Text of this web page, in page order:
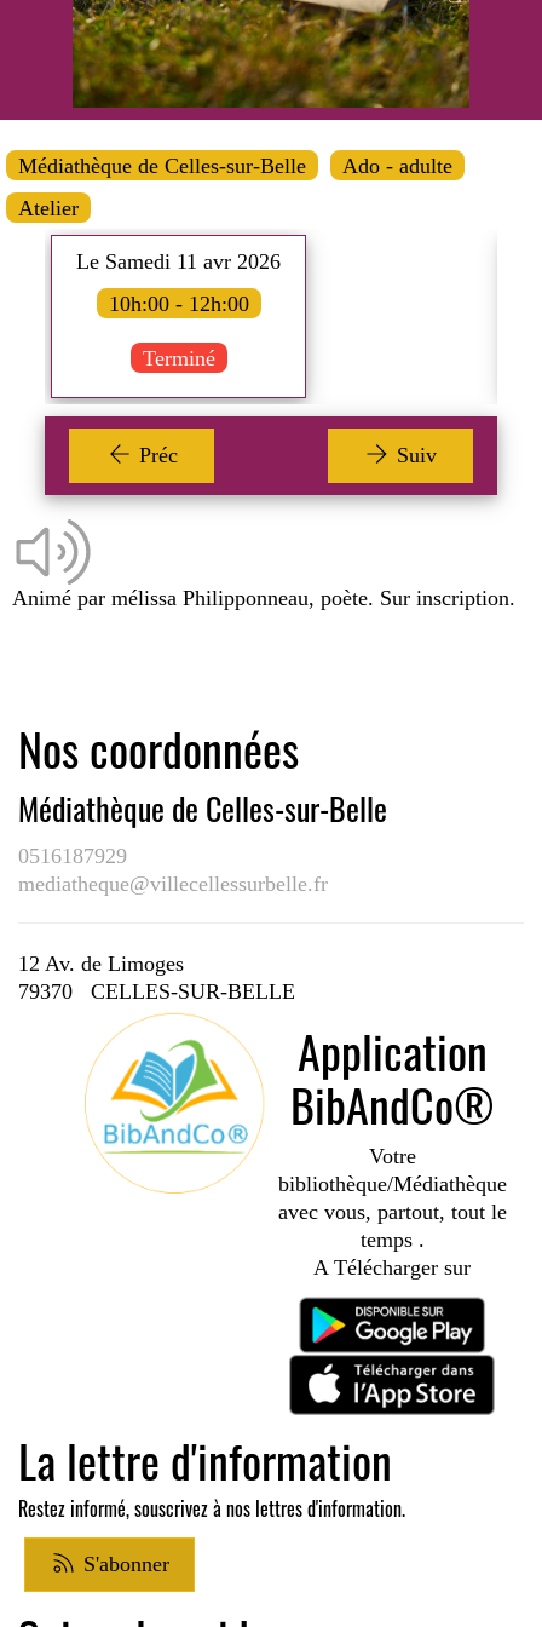
Médiathèque de Celles-sur-Belle
Ado - adulte
Atelier
Le Samedi 11 avr 2026
10h:00 - 12h:00
Terminé
Préc Suiv
Animé par mélissa Philipponneau, poète. Sur inscription.
Nos coordonnées
Médiathèque de Celles-sur-Belle
0516187929
mediatheque@villecellessurbelle.fr
12 Av. de Limoges
79370 CELLES-SUR-BELLE
Application
BibAndCo®
Votre
bibliothèque/Médiathèque
avec vous, partout, tout le
temps .
A Télécharger sur
La lettre d'information
Restez informé, souscrivez à nos lettres d'information.
S'abonner